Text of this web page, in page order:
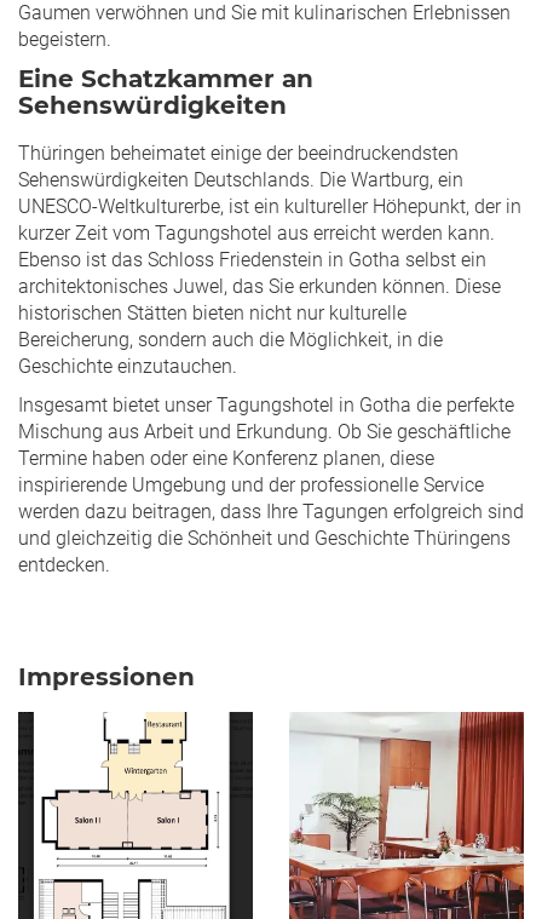
Gaumen verwöhnen und Sie mit kulinarischen Erlebnissen
begeistern.
Eine Schatzkammer an
Sehenswürdigkeiten
Thüringen beheimatet einige der beeindruckendsten
Sehenswürdigkeiten Deutschlands. Die Wartburg, ein
UNESCO-Weltkulturerbe, ist ein kultureller Höhepunkt, der in
kurzer Zeit vom Tagungshotel aus erreicht werden kann.
Ebenso ist das Schloss Friedenstein in Gotha selbst ein
architektonisches Juwel, das Sie erkunden können. Diese
historischen Stätten bieten nicht nur kulturelle
Bereicherung, sondern auch die Möglichkeit, in die
Geschichte einzutauchen.
Insgesamt bietet unser Tagungshotel in Gotha die perfekte
Mischung aus Arbeit und Erkundung. Ob Sie geschäftliche
Termine haben oder eine Konferenz planen, diese
inspirierende Umgebung und der professionelle Service
werden dazu beitragen, dass Ihre Tagungen erfolgreich sind
und gleichzeitig die Schönheit und Geschichte Thüringens
entdecken.
Impressionen